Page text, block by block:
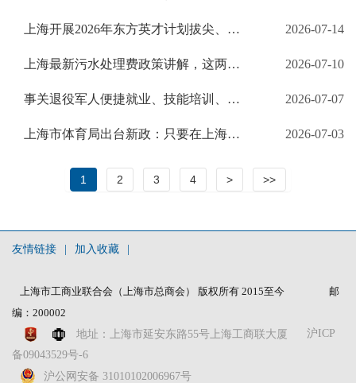
上海开展2026年东方英才计划拔尖、青年项目产业平台申报评审工作 2026-07-14
上海最新污水处理费政策讲解，这两种情况可减免 2026-07-10
事关退役军人便捷就业、技能培训、资金扶持、税费减免……一文看懂→ 2026-07-07
上海市体育局出台新政：只要在上海办赛，符合条件可申请激励，单项赛事最高300万元 2026-07-03
1 2 3 4 > >>
友情链接 加入收藏
上海市工商业联合会（上海市总商会） 版权所有 2015至今
邮
编：200002
地址：上海市延安东路55号上海工商联大厦
沪ICP
备09043529号-6
沪公网安备 31010102006967号